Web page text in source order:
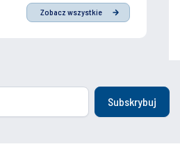
zgłaszania roszczeń w
Zobacz wszystkie
Subskrybuj